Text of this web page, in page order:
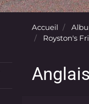
Accueil
Royston's